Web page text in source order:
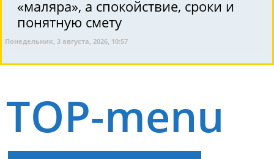
«маляра», а спокойствие, сроки и
понятную смету
Понедельник, 3 августа, 2026, 10:57
TOP-menu